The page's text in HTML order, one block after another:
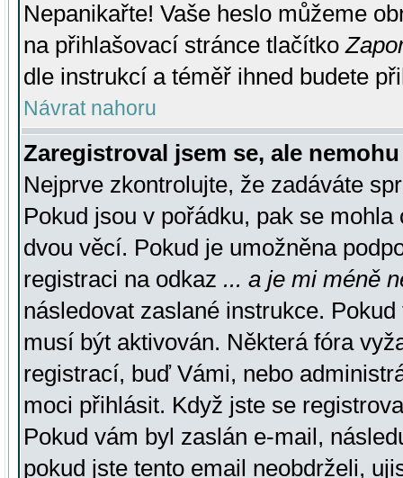
Nepanikařte! Vaše heslo můžeme
na přihlašovací stránce tlačítko
dle instrukcí a téměř ihned budete
Návrat nahoru
Zaregistroval jsem se, ale
Nejprve zkontrolujte, že zadáváte
Pokud jsou v pořádku, pak se
dvou věcí. Pokud je umožněna
registraci na odkaz ... a je mi méně
následovat zaslané instrukce.
musí být aktivován. Některá fóra
registrací, buď Vámi, nebo
moci přihlásit. Když jste se
Pokud vám byl zaslán e-mail,
pokud jste tento email neobdrželi,